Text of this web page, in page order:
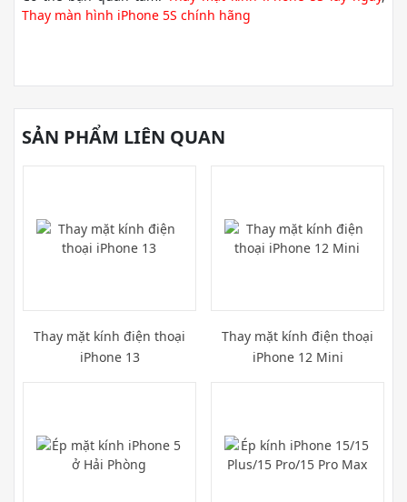
Thay màn hình iPhone 5S chính hãng
SẢN PHẨM LIÊN QUAN
Thay mặt kính điện thoại
iPhone 13
Thay mặt kính điện thoại
iPhone 12 Mini